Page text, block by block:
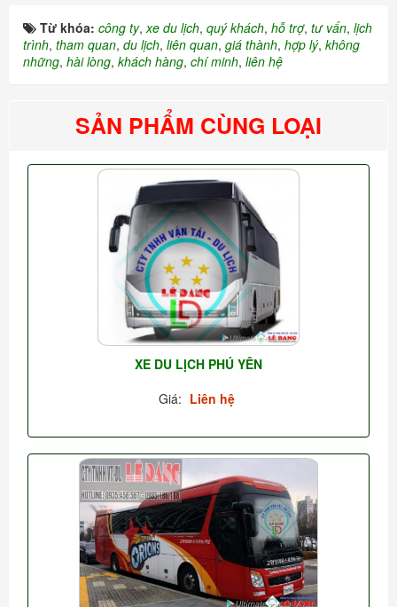
Từ khóa: công ty,xe du lịch, quý khách, hỗ trợ, tư vấn, lịch
trình, tham quan, du lịch, liên quan, giá thành, hợp lý, không
những, hài lòng, khách hàng, chí minh, liên hệ
SẢN PHẨM CÙNG LOẠI
XE DU LỊCH PHÚ YÊN
Giá: Liên hệ